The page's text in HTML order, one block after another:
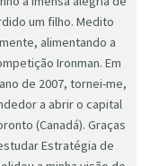
um filho. Medito
alimentando a
Ironman. Em
de 2007, tornei-me,
a abrir o capital
(Canadá). Graças
Estratégia de